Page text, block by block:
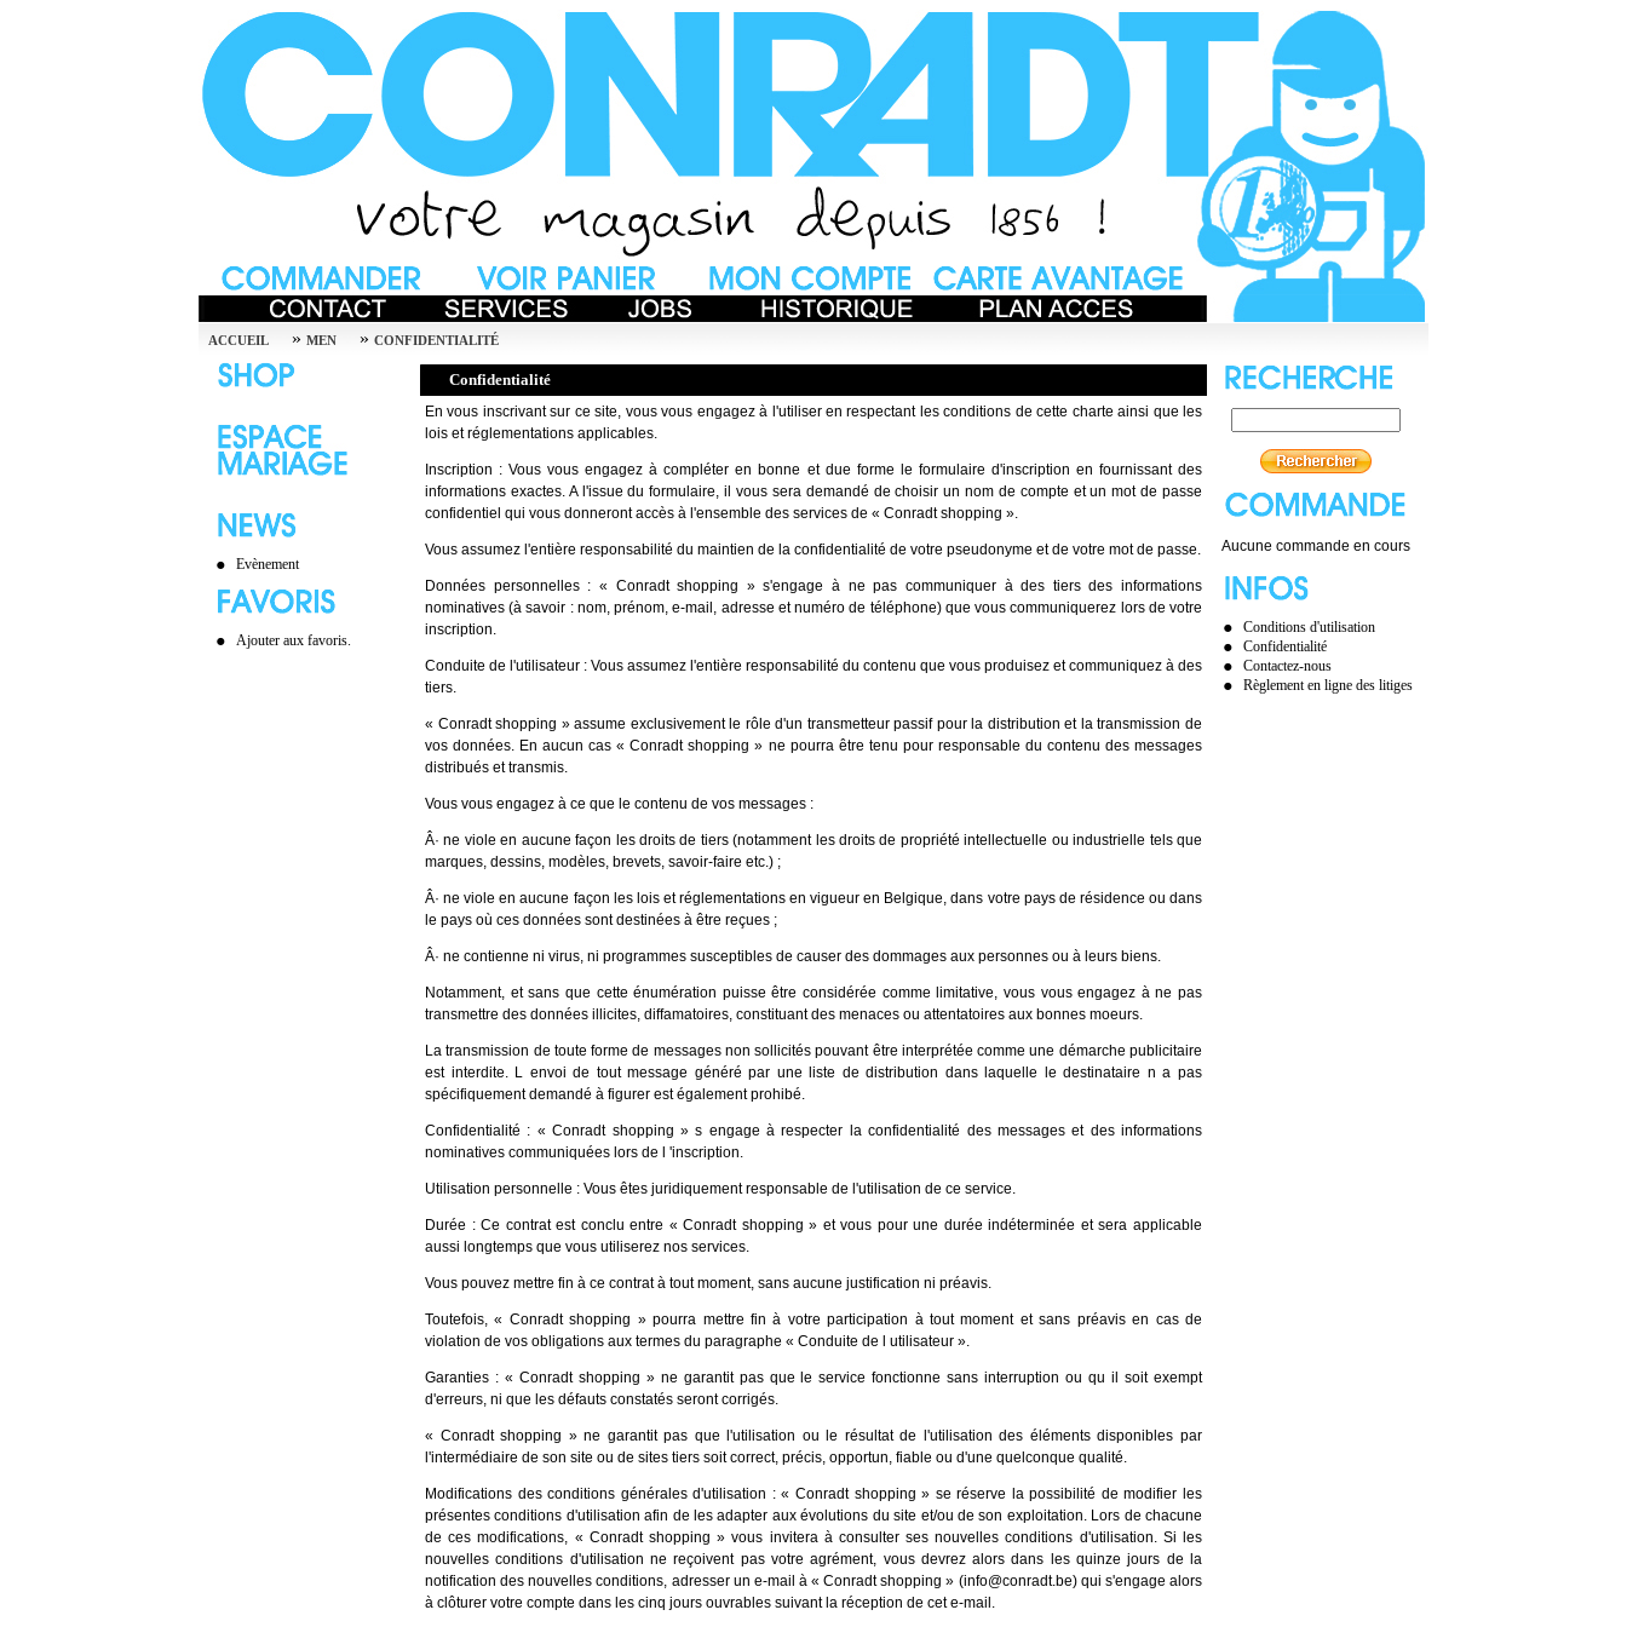
ACCUEIL » MEN » CONFIDENTIALITÉ
Evènement
Ajouter aux favoris.
Confidentialité
En vous inscrivant sur ce site, vous vous engagez à l'utiliser en respectant les conditions de cette charte ainsi que les
lois et réglementations applicables.
Inscription : Vous vous engagez à compléter en bonne et due forme le formulaire d'inscription en fournissant des
informations exactes. A l'issue du formulaire, il vous sera demandé de choisir un nom de compte et un mot de passe
confidentiel qui vous donneront accès à l'ensemble des services de « Conradt shopping ».
Vous assumez l'entière responsabilité du maintien de la confidentialité de votre pseudonyme et de votre mot de passe.
Données personnelles : « Conradt shopping » s'engage à ne pas communiquer à des tiers des informations
nominatives (à savoir : nom, prénom, e-mail, adresse et numéro de téléphone) que vous communiquerez lors de votre
inscription.
Conduite de l'utilisateur : Vous assumez l'entière responsabilité du contenu que vous produisez et communiquez à des
tiers.
« Conradt shopping » assume exclusivement le rôle d'un transmetteur passif pour la distribution et la transmission de
vos données. En aucun cas « Conradt shopping » ne pourra être tenu pour responsable du contenu des messages
distribués et transmis.
Vous vous engagez à ce que le contenu de vos messages :
Â· ne viole en aucune façon les droits de tiers (notamment les droits de propriété intellectuelle ou industrielle tels que
marques, dessins, modèles, brevets, savoir-faire etc.) ;
Â· ne viole en aucune façon les lois et réglementations en vigueur en Belgique, dans votre pays de résidence ou dans
le pays où ces données sont destinées à être reçues ;
Â· ne contienne ni virus, ni programmes susceptibles de causer des dommages aux personnes ou à leurs biens.
Notamment, et sans que cette énumération puisse être considérée comme limitative, vous vous engagez à ne pas
transmettre des données illicites, diffamatoires, constituant des menaces ou attentatoires aux bonnes moeurs.
La transmission de toute forme de messages non sollicités pouvant être interprétée comme une démarche publicitaire
est interdite. L envoi de tout message généré par une liste de distribution dans laquelle le destinataire n a pas
spécifiquement demandé à figurer est également prohibé.
Confidentialité : « Conradt shopping » s engage à respecter la confidentialité des messages et des informations
nominatives communiquées lors de l 'inscription.
Utilisation personnelle : Vous êtes juridiquement responsable de l'utilisation de ce service.
Durée : Ce contrat est conclu entre « Conradt shopping » et vous pour une durée indéterminée et sera applicable
aussi longtemps que vous utiliserez nos services.
Vous pouvez mettre fin à ce contrat à tout moment, sans aucune justification ni préavis.
Toutefois, « Conradt shopping » pourra mettre fin à votre participation à tout moment et sans préavis en cas de
violation de vos obligations aux termes du paragraphe « Conduite de l utilisateur ».
Garanties : « Conradt shopping » ne garantit pas que le service fonctionne sans interruption ou qu il soit exempt
d'erreurs, ni que les défauts constatés seront corrigés.
« Conradt shopping » ne garantit pas que l'utilisation ou le résultat de l'utilisation des éléments disponibles par
l'intermédiaire de son site ou de sites tiers soit correct, précis, opportun, fiable ou d'une quelconque qualité.
Modifications des conditions générales d'utilisation : « Conradt shopping » se réserve la possibilité de modifier les
présentes conditions d'utilisation afin de les adapter aux évolutions du site et/ou de son exploitation. Lors de chacune
de ces modifications, « Conradt shopping » vous invitera à consulter ses nouvelles conditions d'utilisation. Si les
nouvelles conditions d'utilisation ne reçoivent pas votre agrément, vous devrez alors dans les quinze jours de la
notification des nouvelles conditions, adresser un e-mail à « Conradt shopping » (info@conradt.be) qui s'engage alors
à clôturer votre compte dans les cinq jours ouvrables suivant la réception de cet e-mail.
Aucune commande en cours
Conditions d'utilisation
Confidentialité
Contactez-nous
Règlement en ligne des litiges